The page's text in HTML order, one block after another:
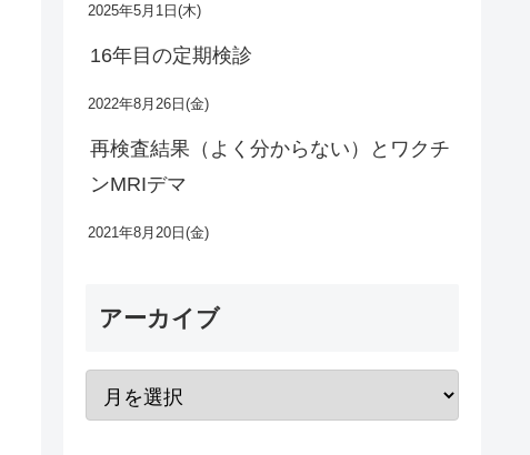
2025年5月1日(木)
16年目の定期検診
2022年8月26日(金)
再検査結果（よく分からない）とワクチ
ンMRIデマ
2021年8月20日(金)
アーカイブ